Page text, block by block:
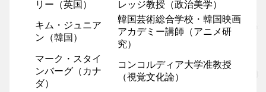
リー（英国）
レッジ教授（政治美学）
キム・ジュニア
ン（韓国）
韓国芸術総合学校・韓国映画
アカデミー講師（アニメ研
究）
マーク・スタイ
ンバーグ（カナ
ダ）
コンコルディア大学准教授
（視覚文化論）